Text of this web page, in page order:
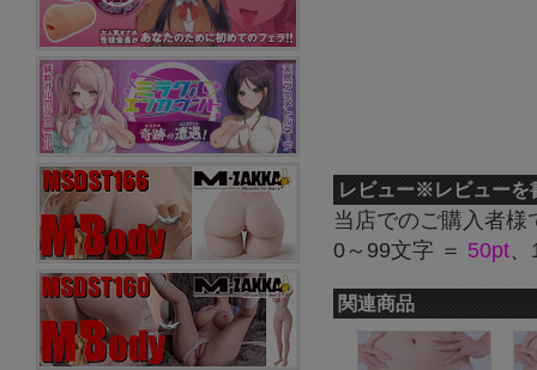
レビュー※レビューを
当店でのご購入者
0～99文字 ＝ 50pt
関連商品